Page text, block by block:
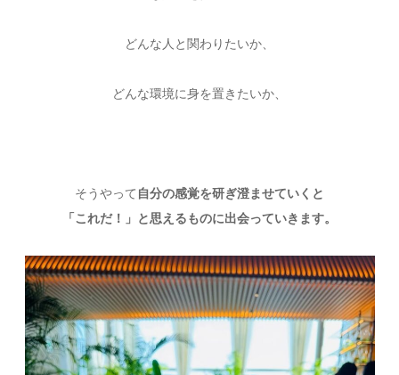
どんな人と関わりたいか、
どんな環境に身を置きたいか、
そうやって 自分の感覚を研ぎ澄ませていくと
「これだ！」と思えるものに出会っていきます。